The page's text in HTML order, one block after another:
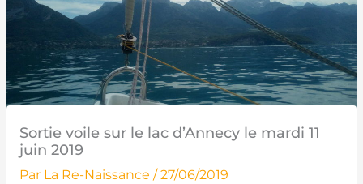
Sortie voile sur le lac d’Annecy le mardi 11
juin 2019
Par La Re-Naissance /27/06/2019